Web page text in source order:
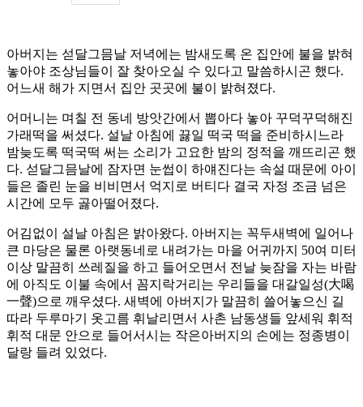
아버지는 섣달그믐날 저녁에는 밤새도록 온 집안에 불을 밝혀
놓아야 조상님들이 잘 찾아오실 수 있다고 말씀하시곤 했다.
어느새 해가 지면서 집안 곳곳에 불이 밝혀졌다.
어머니는 며칠 전 동네 방앗간에서 뽑아다 놓아 꾸덕꾸덕해진
가래떡을 써셨다. 설날 아침에 끓일 떡국 떡을 준비하시느라
밤늦도록 떡국떡 써는 소리가 고요한 밤의 정적을 깨뜨리곤 했
다. 섣달그믐날에 잠자면 눈썹이 하얘진다는 속설 때문에 아이
들은 졸린 눈을 비비면서 억지로 버티다 결국 자정 조금 넘은
시간에 모두 곯아떨어졌다.
어김없이 설날 아침은 밝아왔다. 아버지는 꼭두새벽에 일어나
큰 마당은 물론 아랫동네로 내려가는 마을 어귀까지 50여 미터
이상 말끔히 쓰레질을 하고 들어오면서 전날 늦잠을 자는 바람
에 아직도 이불 속에서 꼼지락거리는 우리들을 대갈일성(大喝
一聲)으로 깨우셨다. 새벽에 아버지가 말끔히 쓸어놓으신 길
따라 두루마기 옷고름 휘날리면서 사촌 남동생들 앞세워 휘적
휘적 대문 안으로 들어서시는 작은아버지의 손에는 정종병이
달랑 들려 있었다.